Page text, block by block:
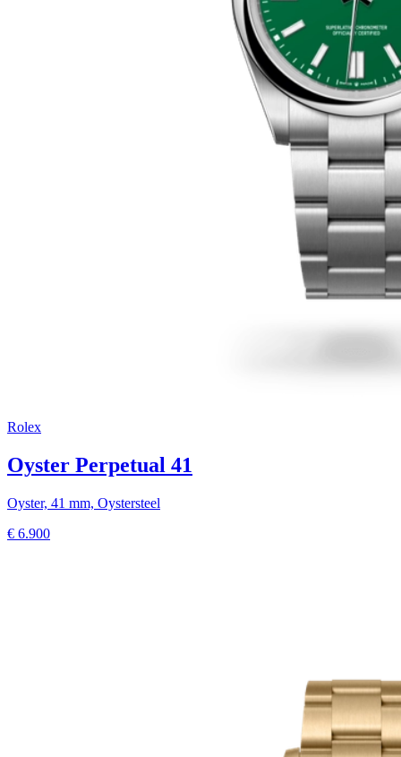
Rolex
Oyster Perpetual 41
Oyster, 41 mm, Oystersteel
€ 6.900